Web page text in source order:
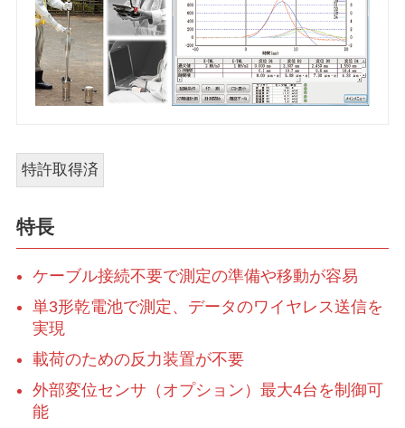
特許取得済
特長
ケーブル接続不要で測定の準備や移動が容易
単3形乾電池で測定、データのワイヤレス送信を
実現
載荷のための反力装置が不要
外部変位センサ（オプション）最大4台を制御可
能